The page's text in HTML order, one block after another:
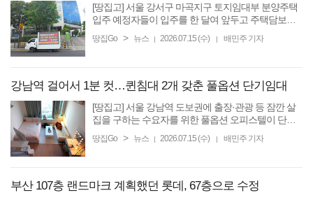
[땅집고] 서울 강서구 마곡지구 토지임대부 분양주택
입주 예정자들이 입주를 한 달여 앞두고 주택담보대
반 디딤돌대출을 적용하기로 했지만, 은행 영업점마
땅집Go > 뉴스 | 2026.07.15 (수) | 배민주 기자
강남역 걸어서 1분 컷…퀸침대 2개 갖춘 풀옵션 단기임대
[땅집고] 서울 강남역 도보권에 출장·관광 등 잠깐 살
집을 구하는 수요자를 위한 풀옵션 오피스텔이 단기
하기 편하고, 테헤란로 업무지구와 병원·학원·상업시
땅집Go > 뉴스 | 2026.07.15 (수) | 배민주 기자
부산 107층 랜드마크 계획했던 롯데, 67층으로 수정